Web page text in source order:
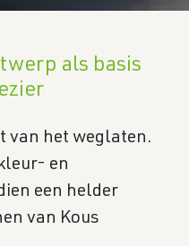
als basis
van het weglaten.
en
een helder
van Kous